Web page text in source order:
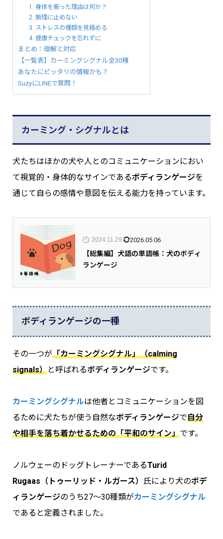
1. 身体を振った理由は何か？
2. 無理に止めない
3. ストレスの種類を見極める
4. 健康チェックを忘れずに
まとめ：理解と対応
【一覧表】カーミングシグナル全30種
あなたにピッタリの情報かも？
SuzyにLINEで質問！
カーミング・シグナルとは
犬たちはほかの犬や人とのコミュニケーションにおい
て視覚的・身体的なサインであるボディランゲージを
通じて自らの感情や意図を伝える能力を持っています。
2024.11.29 2026.05.06
【総集編】犬語の単語帳：犬のボディ
ランゲージ
ボディランゲージの一種
その一つが「カーミングシグナル」（calming
signals）と呼ばれるボディランゲージです。
カーミングシグナルは他者とコミュニケーションを図
るために犬たちが使う自然なボディランゲージで自分
や相手を落ち着かせるための「平和のサイン」です。
ノルウェーのドッグトレーナーであるTurid
Rugaas（トゥーリッド・ルガース）
氏により犬のボデ
ィランゲージのうち27～30種類がカーミングシグナル
であると定義されました。